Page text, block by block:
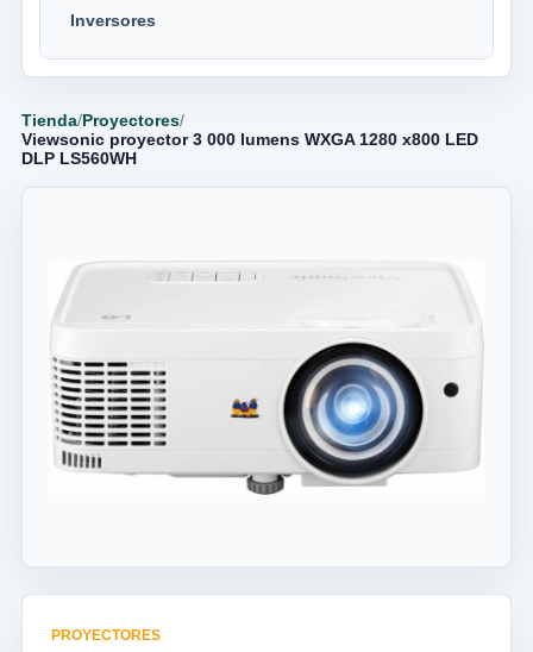
Inversores
Tienda/Proyectores/
Viewsonic proyector 3 000 lumens WXGA 1280 x800 LED
DLP LS560WH
PROYECTORES